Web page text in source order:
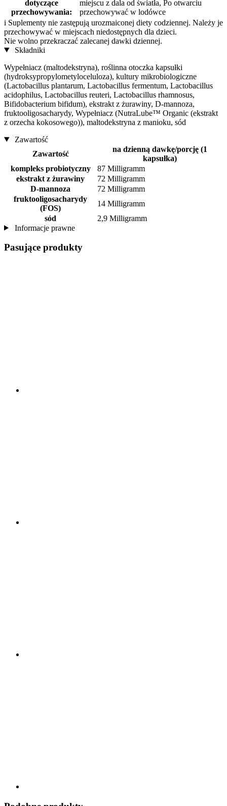
dotyczące
przechowywania:
miejscu z dala od światła, Po otwarciu
przechowywać w lodówce
i Suplementy nie zastępują urozmaiconej diety codziennej. Należy je
przechowywać w miejscach niedostępnych dla dzieci.
Nie wolno przekraczać zalecanej dawki dziennej.
Składniki
Wypełniacz (maltodekstryna), roślinna otoczka kapsułki
(hydroksypropylometyloceluloza), kultury mikrobiologiczne
(Lactobacillus plantarum, Lactobacillus fermentum, Lactobacillus
acidophilus, Lactobacillus reuteri, Lactobacillus rhamnosus,
Bifidobacterium bifidum), ekstrakt z żurawiny, D-mannoza,
fruktooligosacharydy, Wypełniacz (NutraLube™ Organic (ekstrakt
z orzecha kokosowego)), maltodekstryna z manioku, sód
Zawartość
Zawartość
na dzienną dawkę/porcję (1
kapsułka)
kompleks probiotyczny
87 Milligramm
ekstrakt z żurawiny
72 Milligramm
D-mannoza
72 Milligramm
fruktooligosacharydy
(FOS)
14 Milligramm
sód
2,9 Milligramm
Informacje prawne
Pasujące produkty